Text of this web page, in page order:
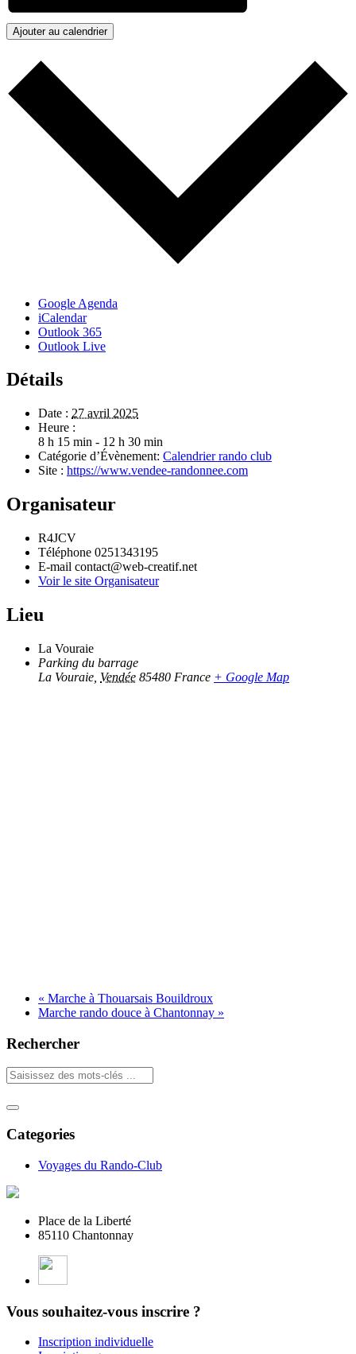
Ajouter au calendrier
Google Agenda
iCalendar
Outlook 365
Outlook Live
Détails
Date : 27 avril 2025
Heure :
8 h 15 min - 12 h 30 min
Catégorie d’Évènement: Calendrier rando club
Site : https://www.vendee-randonnee.com
Organisateur
R4JCV
Téléphone 0251343195
E-mail contact@web-creatif.net
Voir le site Organisateur
Lieu
La Vouraie
Parking du barrage
La Vouraie Vendée 85480 France + Google Map
« Marche à Thouarsais Bouildroux
Marche rando douce à Chantonnay »
Rechercher
Categories
Voyages du Rando-Club
Place de la Liberté
85110 Chantonnay
Vous souhaitez-vous inscrire ?
Inscription individuelle